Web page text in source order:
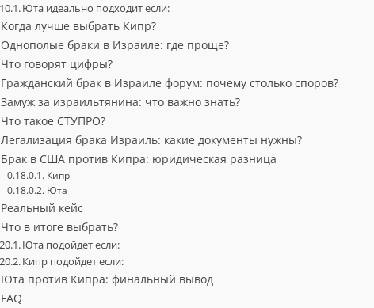
Юта идеально подходит если:
Когда лучше выбрать Кипр?
Однополые браки в Израиле: где проще?
Что говорят цифры?
Гражданский брак в Израиле форум: почему столько споров?
Замуж за израильтянина: что важно знать?
Что такое СТУПРО?
Легализация брака Израиль: какие документы нужны?
Брак в США против Кипра: юридическая разница
Кипр
Юта
Реальный кейс
Что в итоге выбрать?
Юта подойдет если:
Кипр подойдет если:
Юта против Кипра: финальный вывод
FAQ